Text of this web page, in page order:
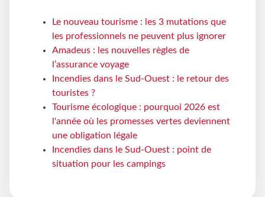
Le nouveau tourisme : les 3 mutations que
les professionnels ne peuvent plus ignorer
Amadeus : les nouvelles règles de
l’assurance voyage
Incendies dans le Sud-Ouest : le retour des
touristes ?
Tourisme écologique : pourquoi 2026 est
l'année où les promesses vertes deviennent
une obligation légale
Incendies dans le Sud-Ouest : point de
situation pour les campings